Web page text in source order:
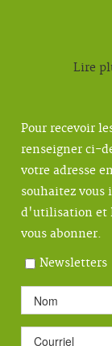
Lire
Pour recevoir
renseigner ci-
votre adresse
souhaitez vous
d'utilisation et
vous abonner.
Newsletters